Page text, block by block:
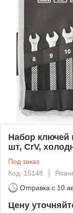
Набор ключей
шт, CrV,
Под заказ
Код: 15148
Отправка с 10
Цену